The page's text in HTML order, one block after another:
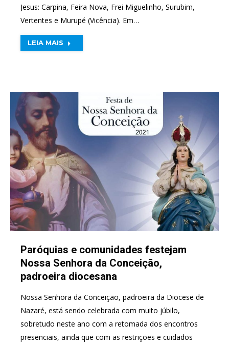
Jesus: Carpina, Feira Nova, Frei Miguelinho, Surubim,
Vertentes e Murupé (Vicência). Em…
LEIA MAIS
Paróquias e comunidades festejam
Nossa Senhora da Conceição,
padroeira diocesana
Nossa Senhora da Conceição, padroeira da Diocese de
Nazaré, está sendo celebrada com muito júbilo,
sobretudo neste ano com a retomada dos encontros
presenciais, ainda que com as restrições e cuidados